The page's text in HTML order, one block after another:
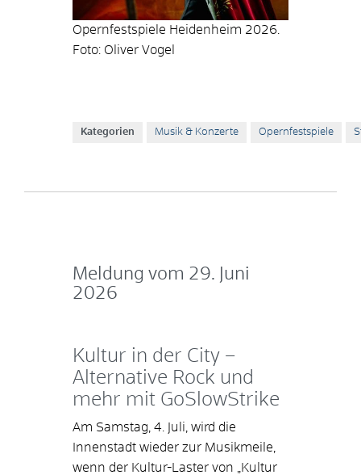
Opernfestspiele Heidenheim 2026.
Foto: Oliver Vogel
Kategorien Musik & Konzerte Opernfestspiele
Meldung vom 29. Juni
2026
Kultur in der City –
Alternative Rock und
mehr mit GoSlowStrike
Am Samstag, 4. Juli, wird die
Innenstadt wieder zur Musikmeile,
wenn der Kultur-Laster von „Kultur